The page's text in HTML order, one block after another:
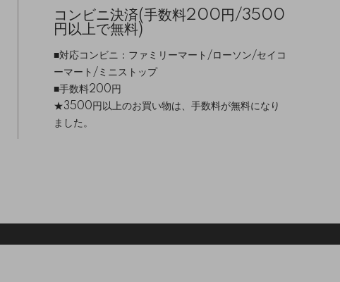
コンビニ決済(手数料200円/3500
円以上で無料)
■対応コンビニ：ファミリーマート/ローソン/セイコ
ーマート/ミニストップ
■手数料200円
★3500円以上のお買い物は、手数料が無料になり
ました。